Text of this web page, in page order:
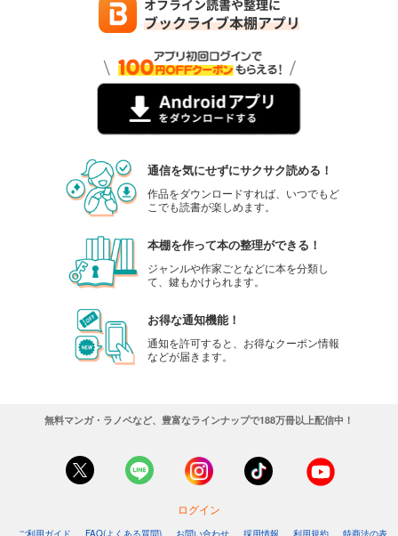
通信を気にせずにサクサク読める！
作品をダウンロードすれば、いつでもど
こでも読書が楽しめます。
本棚を作って本の整理ができる！
ジャンルや作家ごとなどに本を分類し
て、鍵もかけられます。
お得な通知機能！
通知を許可すると、お得なクーポン情報
などが届きます。
無料マンガ・ラノベなど、豊富なラインナップで188万冊以上配信中！
ログイン
ご利用ガイド FAQ(よくある質問) お問い合わせ 採用情報 利用規約 特商法の表